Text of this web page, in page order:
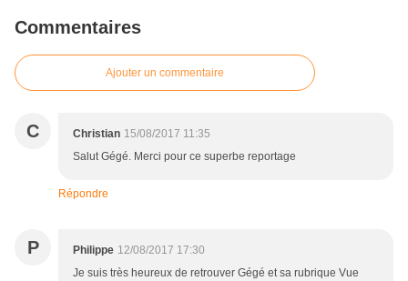
Commentaires
Ajouter un commentaire
C Christian 15/08/2017 11:35
Salut Gégé. Merci pour ce superbe reportage
Répondre
P Philippe 12/08/2017 17:30
Je suis très heureux de retrouver Gégé et sa rubrique Vue